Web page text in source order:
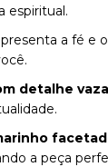
espiritual.
a fé e
detalhe
a peça